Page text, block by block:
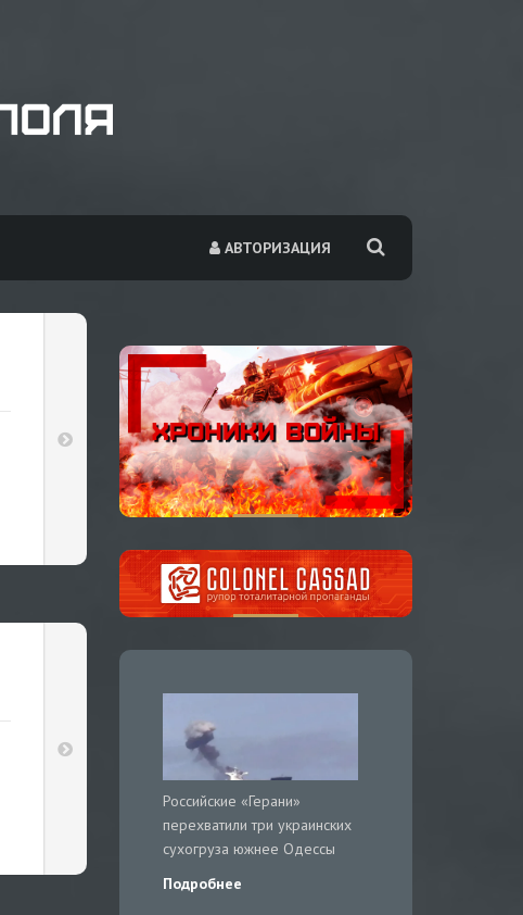
АВТОРИЗАЦИЯ
Российские «Герани»
перехватили три украинских
сухогруза южнее Одессы
Подробнее